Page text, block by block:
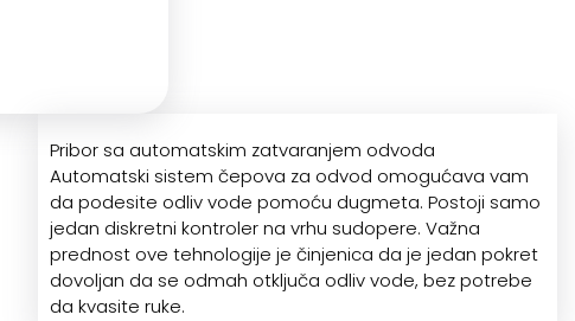
Pribor sa automatskim zatvaranjem odvoda
Automatski sistem čepova za odvod omogućava vam
da podesite odliv vode pomoću dugmeta. Postoji samo
jedan diskretni kontroler na vrhu sudopere. Važna
prednost ove tehnologije je činjenica da je jedan pokret
dovoljan da se odmah otključa odliv vode, bez potrebe
da kvasite ruke.